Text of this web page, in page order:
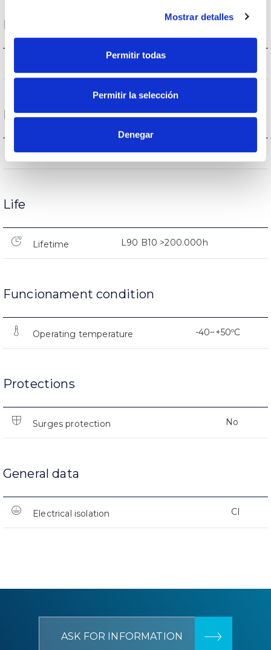
Mostrar detalles
Permitir todas
Permitir la selección
Denegar
Housing and Finish
Performance
Flux (lm) 3.516lm
Life
Lifetime L90 B10 >200.000h
Funcionament condition
Operating temperature -40~+50ºC
Protections
Surges protection No
General data
Electrical isolation CI
ASK FOR INFORMATION